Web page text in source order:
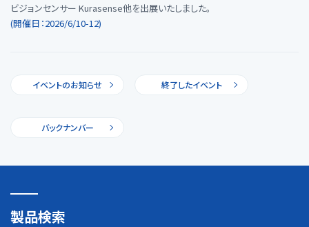
ビジョンセンサー Kurasense他を出展いたしました。
(開催日：2026/6/10-12)
イベントのお知らせ 終了したイベント
バックナンバー
製品検索